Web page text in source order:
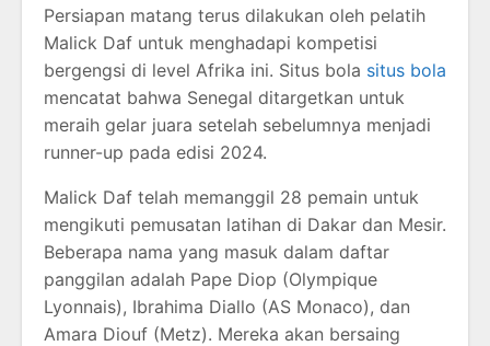
Persiapan matang terus dilakukan oleh pelatih
Malick Daf untuk menghadapi kompetisi
bergengsi di level Afrika ini. Situs bola situs bola
mencatat bahwa Senegal ditargetkan untuk
meraih gelar juara setelah sebelumnya menjadi
runner-up pada edisi 2024.
Malick Daf telah memanggil 28 pemain untuk
mengikuti pemusatan latihan di Dakar dan Mesir.
Beberapa nama yang masuk dalam daftar
panggilan adalah Pape Diop (Olympique
Lyonnais), Ibrahima Diallo (AS Monaco), dan
Amara Diouf (Metz). Mereka akan bersaing